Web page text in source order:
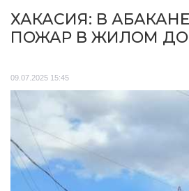
ХАКАСИЯ: В
ПОЖАР В ЖИЛОМ
09.07.2025 15:45